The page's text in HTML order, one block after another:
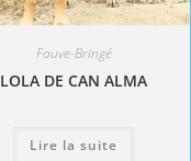
Fauve-Bringé
LOLA DE CAN ALMA
Lire la suite